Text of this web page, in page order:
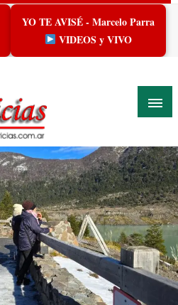
YO TE AVISÉ - Marcelo Parra
VIDEOS y VIVO